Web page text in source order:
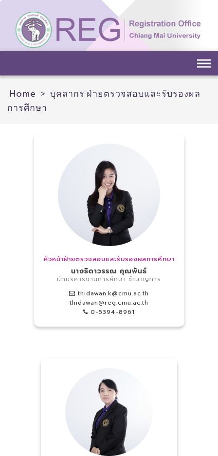
Skip
content
Home > บุคลากร ฝ่ายตรวจสอบและรับรองผล
การศึกษา
หัวหน้าฝ่ายตรวจสอบและรับรองผลการศึกษา
นางธิดาวรรณ คุณพันธ์
นักบริหารงานการศึกษา ชำนาญการ
thidawan.k@cmu.ac.th
thidawan@reg.cmu.ac.th
0-5394-8961